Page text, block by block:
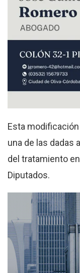
Esta
una de las dadas
del tratamiento
Diputados.